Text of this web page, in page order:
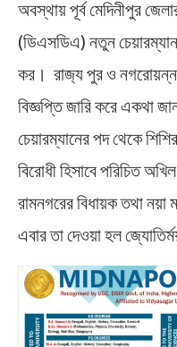
অবস্থায় পূর্ব মেদিনীপুর
(ডিএসডিএ) নতুন
কর। রাজ‍্য পুর ও
বিজ্ঞপ্তি জারি করে একথা
চেয়ারম্যানের পদ থেকে
বিরোধী হিসাবে পরিচিত
রামনগরের বিধায়ক তথা নয়া
এবার তা দেওয়া হল